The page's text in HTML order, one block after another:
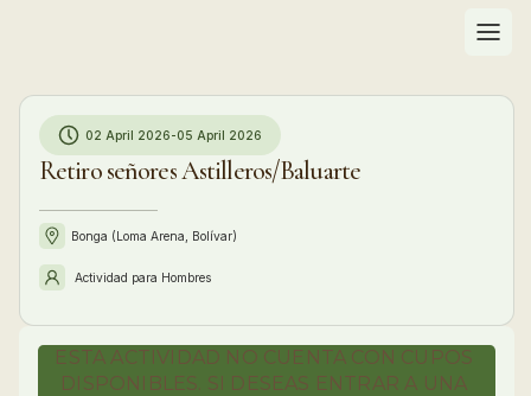
02 April 2026-05 April 2026
Retiro señores Astilleros/Baluarte
Bonga (Loma Arena, Bolívar)
Actividad para Hombres
ESTA ACTIVIDAD NO CUENTA CON CUPOS
DISPONIBLES. SI DESEAS ENTRAR A UNA